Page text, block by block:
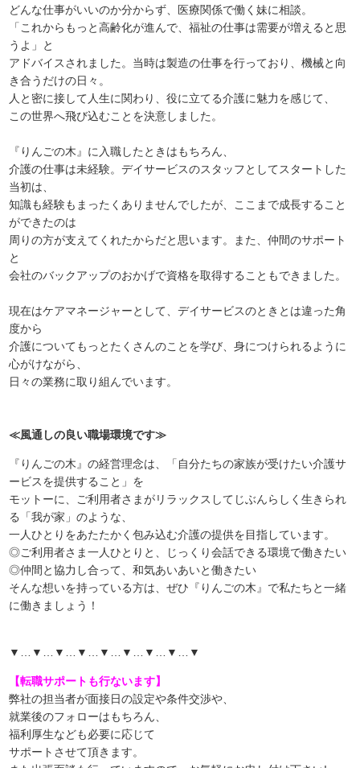
どんな仕事がいいのか分からず、医療関係で働く妹に相談。
「これからもっと高齢化が進んで、福祉の仕事は需要が増えると思
うよ」と
アドバイスされました。当時は製造の仕事を行っており、機械と向
き合うだけの日々。
人と密に接して人生に関わり、役に立てる介護に魅力を感じて、
この世界へ飛び込むことを決意しました。
『りんごの木』に入職したときはもちろん、
介護の仕事は未経験。デイサービスのスタッフとしてスタートした
当初は、
知識も経験もまったくありませんでしたが、ここまで成長すること
ができたのは
周りの方が支えてくれたからだと思います。また、仲間のサポート
と
会社のバックアップのおかげで資格を取得することもできました。
現在はケアマネージャーとして、デイサービスのときとは違った角
度から
介護についてもっとたくさんのことを学び、身につけられるように
心がけながら、
日々の業務に取り組んでいます。
≪風通しの良い職場環境です≫
『りんごの木』の経営理念は、「自分たちの家族が受けたい介護サ
ービスを提供すること」を
モットーに、ご利用者さまがリラックスしてじぶんらしく生きられ
る「我が家」のような、
一人ひとりをあたたかく包み込む介護の提供を目指しています。
◎ご利用者さま一人ひとりと、じっくり会話できる環境で働きたい
◎仲間と協力し合って、和気あいあいと働きたい
そんな想いを持っている方は、ぜひ『りんごの木』で私たちと一緒
に働きましょう！
▼…▼…▼…▼…▼…▼…▼…▼…▼
【転職サポートも行ないます】
弊社の担当者が面接日の設定や条件交渉や、
就業後のフォローはもちろん、
福利厚生なども必要に応じて
サポートさせて頂きます。